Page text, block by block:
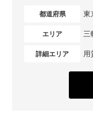
都道府県 東
エリア 三
詳細エリア 用